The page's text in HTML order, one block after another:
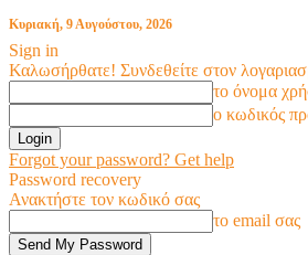
Κυριακή, 9 Αυγούστου, 2026
Sign in
Καλωσήρθατε! Συνδεθείτε στον
το όνομα
ο κωδικός
Forgot your password? Get help
Password recovery
Ανακτήστε τον κωδικό σας
το email σας